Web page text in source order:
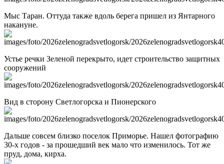
Мыс Таран. Оттуда также вдоль берега пришел из Янтарного
накануне.
Устье речки Зеленой перекрыто, идет строительство защитных
сооружений
Вид в сторону Светлогорска и Пионерского
Дальше совсем близко поселок Приморье. Нашел фотографию
30-х годов - за прошедший век мало что изменилось. Тот же
пруд, дома, кирха.